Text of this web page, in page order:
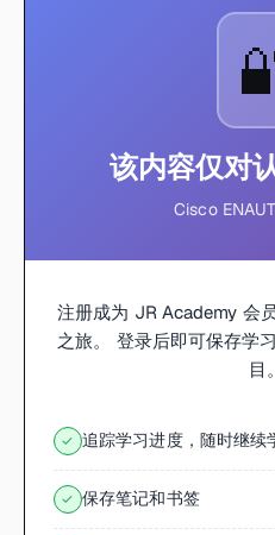
该内容仅对
Cisco
注册成为 JR Academy 会
之旅。 登录后即可保存学
目。
✓ 追踪学习进度，随时继续
✓ 保存笔记和书签